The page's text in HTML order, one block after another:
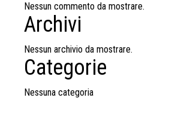
Nessun commento da mostrare.
Archivi
Nessun archivio da mostrare.
Categorie
Nessuna categoria